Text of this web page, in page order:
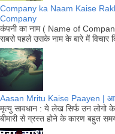
Company ka Naam Kaise
Company
कंपनी का नाम ( Name of
सबसे पहले उसके नाम के बारे में विचार
Aasan Mritu Kaise Paayen |
मृत्यु सावधान : ये लेख सिर्फ उन लोगो
बीमारी से ग्रस्त होने के कारण बहुत